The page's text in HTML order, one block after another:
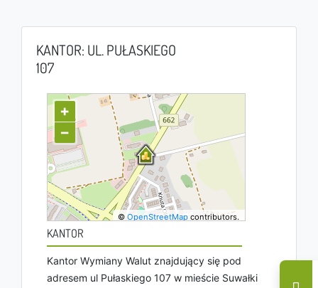
KANTOR: UL. PUŁASKIEGO
107
+
−
©OpenStreetMap contributors.
KANTOR
Kantor Wymiany Walut znajdujący się pod
adresem ul Pułaskiego 107 w mieście Suwałki